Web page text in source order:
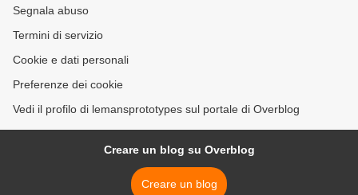
Segnala abuso
Termini di servizio
Cookie e dati personali
Preferenze dei cookie
Vedi il profilo di lemansprototypes sul portale di Overblog
Creare un blog su Overblog
Creare un blog